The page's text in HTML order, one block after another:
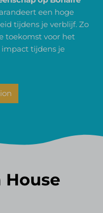
een hoge
tijdens je verblijf. Zo
toekomst voor het
tijdens je
House